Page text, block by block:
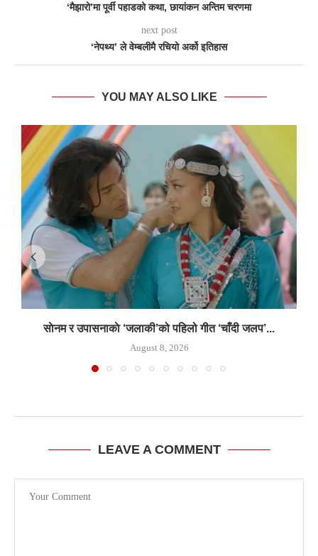
‘मैझारो’मा पूर्वी पहाडको कथा, छायांकन अन्तिम चरणमा
next post
‘नेपथ्य’ ले वेम्बलीमै रचियो अर्को इतिहास
YOU MAY ALSO LIKE
साेनम र उपासनाकाे ‘जलाकी’को पहिलो गीत ‘चाँदी जलप’...
August 8, 2026
LEAVE A COMMENT